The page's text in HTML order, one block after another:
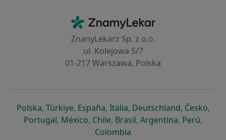
ZnamyLekar - Hlavní stránka
ZnanyLekarz Sp. z o.o.
ul. Kolejowa 5/7
01-217 Warszawa, Polska
Polskase otevře v nové záložce
, Türkiyese otevře v nové záložce
, Españase otevře v nové záložce
, Italiase otevře v nové záložce
, Deutschlandse otevře v
, Českose
,
Portugalse otevře v nové záložce
, Méxicose otevře v nové záložce
, Chilese otevře v nové záložce
, Brasilse otevře v nové
, Argentinase otevře v
, Perúse
,
Colombia